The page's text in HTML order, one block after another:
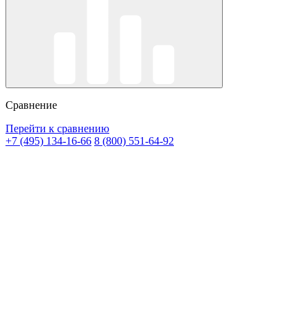
Сравнение
Перейти к сравнению
+7 (495) 134-16-66 8 (800) 551-64-92